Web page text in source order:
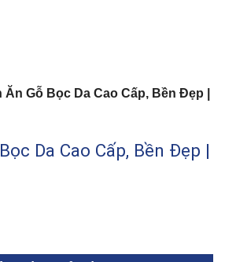
Ăn Gỗ Bọc Da Cao Cấp, Bền Đẹp |
Da Cao Cấp, Bền Đẹp |
Cao Cấp, Bền Đẹp | Giá Tốt số lượng